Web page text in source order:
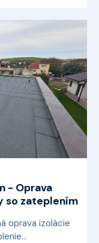
- Oprava
so zateplením
oprava izolácie